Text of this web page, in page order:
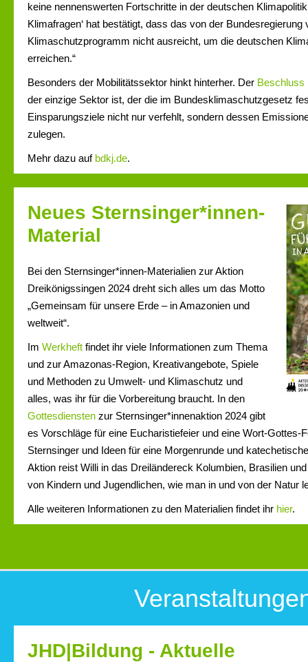
keine nennenswerten Fortschritte in der deutschen
Klimafragen‘ hat bestätigt, dass das von der Bundesregierung
Klimaschutzprogramm nicht ausreicht, um die deutschen
erreichen.“
Besonders der Mobilitätssektor hinkt hinterher. Der Beschluss
der einzige Sektor ist, der die im Bundesklimaschutzgesetz
Einsparungsziele nicht nur verfehlt, sondern dessen
zulegen.
Mehr dazu auf bdkj.de.
Neues Sternsinger*innen-
Material
Bei den Sternsinger*innen-Materialien zur Aktion
Dreikönigssingen 2024 dreht sich alles um das Motto
„Gemeinsam für unsere Erde – in Amazonien und
weltweit“.
Im Werkheft findet ihr viele Informationen zum Thema
und zur Amazonas-Region, Kreativangebote, Spiele
und Methoden zu Umwelt- und Klimaschutz und
alles, was ihr für die Vorbereitung braucht. In den
Gottesdiensten zur Sternsinger*innenaktion 2024 gibt
es Vorschläge für eine Eucharistiefeier und eine Wort-Gottes-
Sternsinger und Ideen für eine Morgenrunde und
Aktion reist Willi in das Dreiländereck Kolumbien, Brasilien
von Kindern und Jugendlichen, wie man in und von der Natur
Alle weiteren Informationen zu den Materialien findet ihr hier.
JHD|Bildung - Aktuelle